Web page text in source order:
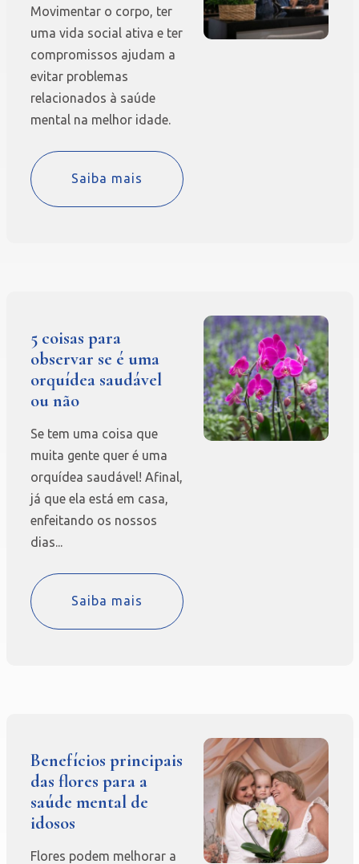
Movimentar o corpo, ter
uma vida social ativa e ter
compromissos ajudam a
evitar problemas
relacionados à saúde
mental na melhor idade.
Saiba mais
5 coisas para
observar se é uma
orquídea saudável
ou não
Se tem uma coisa que
muita gente quer é uma
orquídea saudável! Afinal,
já que ela está em casa,
enfeitando os nossos
dias...
Saiba mais
Benefícios principais
das flores para a
saúde mental de
idosos
Flores podem melhorar a